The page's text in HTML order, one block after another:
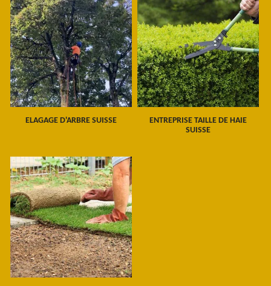
ELAGAGE D'ARBRE SUISSE
ENTREPRISE TAILLE DE HAIE
SUISSE